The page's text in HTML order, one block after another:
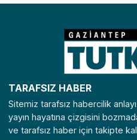
TARAFSIZ HABER
Sitemiz tarafsız habercilik
yayın hayatına çizgisini
ve tarafsız haber için takipte